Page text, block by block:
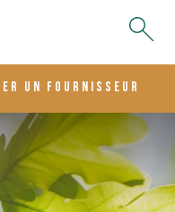
un fournisseur